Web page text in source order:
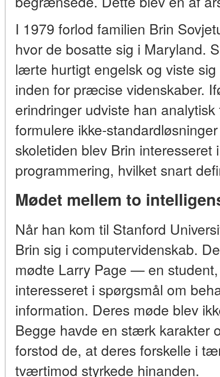
I 1979 forlod familien Brin
hvor de bosatte sig i Maryland.
lærte hurtigt engelsk og viste
inden for præcise videnskaber.
erindringer udviste han
formulere ikke-
skoletiden blev Brin interesseret
programmering, hvilket snart
Mødet mellem to
Når han kom til Stanford
Brin sig i computervidenskab.
mødte Larry Page — en
interesseret i spørgsmål om
information. Deres møde blev
Begge havde en stærk karakter
forstod de, at deres forskelle i
tværtimod styrkede hinanden.